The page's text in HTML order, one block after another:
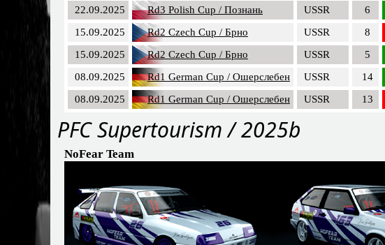
22.09.2025
Rd3 Polish Cup / Познань USSR 6
15.09.2025
Rd2 Czech Cup / Брно USSR 8
15.09.2025
Rd2 Czech Cup / Брно USSR 5
08.09.2025
Rd1 German Cup / Ошерслебен USSR 14
08.09.2025
Rd1 German Cup / Ошерслебен USSR 13
PFC Supertourism / 2025b
NoFear Team